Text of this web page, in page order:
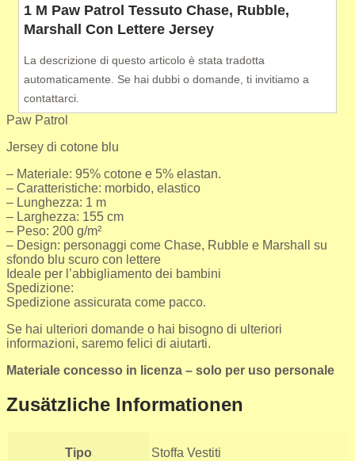
1 M Paw Patrol Tessuto Chase, Rubble,
Marshall Con Lettere Jersey
La descrizione di questo articolo è stata tradotta
automaticamente. Se hai dubbi o domande, ti invitiamo a
contattarci.
Paw Patrol
Jersey di cotone blu
– Materiale: 95% cotone e 5% elastan.
– Caratteristiche: morbido, elastico
– Lunghezza: 1 m
– Larghezza: 155 cm
– Peso: 200 g/m²
– Design: personaggi come Chase, Rubble e Marshall su
sfondo blu scuro con lettere
Ideale per l’abbigliamento dei bambini
Spedizione:
Spedizione assicurata come pacco.
Se hai ulteriori domande o hai bisogno di ulteriori
informazioni, saremo felici di aiutarti.
Materiale concesso in licenza – solo per uso personale
Zusätzliche Informationen
Tipo Stoffa Vestiti